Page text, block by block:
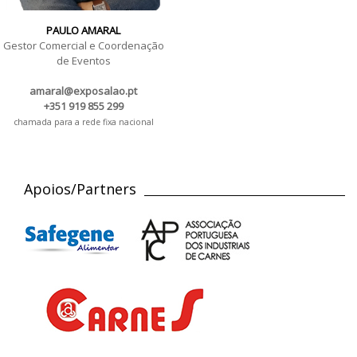
PAULO AMARAL
Gestor Comercial e Coordenação
de Eventos
amaral@exposalao.pt
+351 919 855 299
chamada para a rede fixa nacional
Apoios/Partners